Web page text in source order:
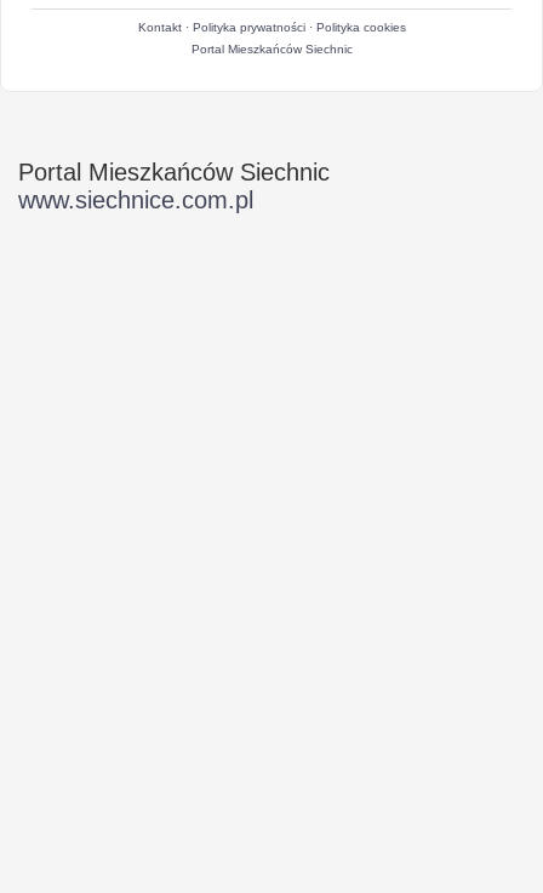
Kontakt· Polityka prywatności· Polityka cookies
Portal Mieszkańców Siechnic
Portal Mieszkańców Siechnic
www.siechnice.com.pl